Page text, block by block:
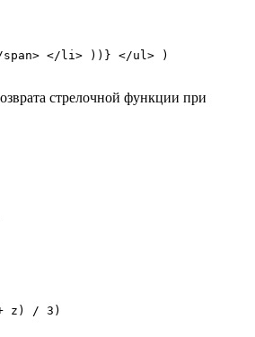
span> </li> ))} </ul> )
стрелочной функции при
z) / 3)